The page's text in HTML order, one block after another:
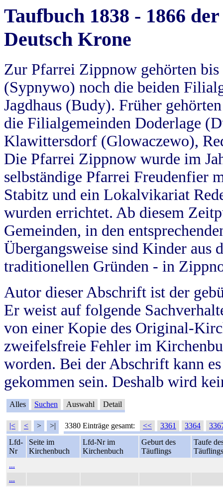
Taufbuch 1838 - 1866
Deutsch Krone
Zur Pfarrei Zippnow gehörten
(Sypnywo) noch die beiden
Jagdhaus (Budy). Früher
die Filialgemeinden Doderlage
Klawittersdorf (Glowaczewo),
Die Pfarrei Zippnow wurde im
selbständige Pfarrei Freudenfier
Stabitz und ein Lokalvikariat
wurden errichtet. Ab diesem
Gemeinden, in den
Übergangsweise sind Kinder aus
traditionellen Gründen - in
Autor dieser Abschrift ist der
Er weist auf folgende
von einer Kopie des Original-
zweifelsfreie Fehler im
worden. Bei der Abschrift kann
gekommen sein. Deshalb wird
Alles Suchen Auswahl Detail
|< < > >| 3380 Einträge gesamt: << 3361 3364
Lfd-
Nr
Seite im
Kirchenbuch
Lfd-Nr im
Kirchenbuch
Geburt des
Täuflings
Taufe
Täuflings
...
...